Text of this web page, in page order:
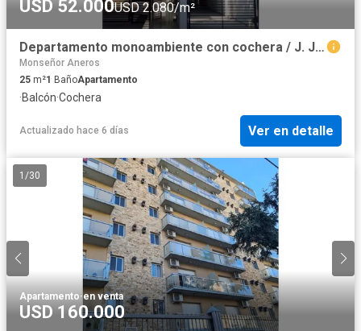
USD 52.000USD 2.080/m²
Departamento monoambiente con cochera / J. J. Valle 282 - Morón
Monseñor Aneros
25 m²1 BañoApartamento
·Balcón·Cochera
Actualizado hace 6 días Ver en detalle
1 /30
Apartamento·en venta
USD 160.000